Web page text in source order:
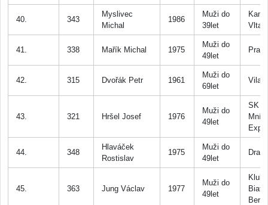
40. 343
Myslivec
Michal
1986
Muži do
39let
41. 338 Mařík Michal 1975
Muži do
49let
42. 315 Dvořák Petr 1961
Muži do
69let
Vila
43. 321 Hršel Josef 1976
Muži do
49let
SK
44. 348
Hlaváček
Rostislav
1975
Muži do
49let
45. 363 Jung Václav 1977
Muži do
49let
Klub